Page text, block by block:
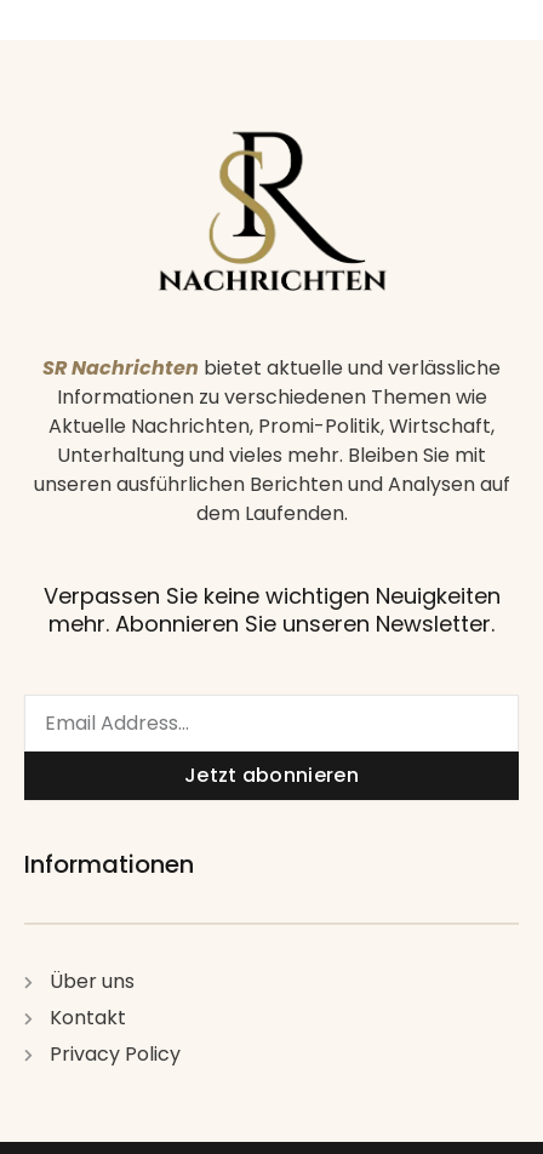
SR Nachrichten bietet aktuelle und verlässliche
Informationen zu verschiedenen Themen wie
Aktuelle Nachrichten, Promi-Politik, Wirtschaft,
Unterhaltung und vieles mehr. Bleiben Sie mit
unseren ausführlichen Berichten und Analysen auf
dem Laufenden.
Verpassen Sie keine wichtigen Neuigkeiten
mehr. Abonnieren Sie unseren Newsletter.
Jetzt abonnieren
Informationen
Über uns
Kontakt
Privacy Policy